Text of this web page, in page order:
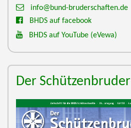
info@bund-bruderschaften.de
BHDS auf facebook
BHDS auf YouTube (eVewa)
Der Schützenbruder